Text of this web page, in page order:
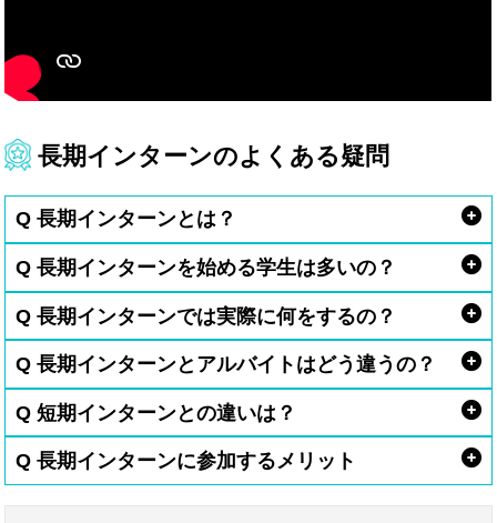
長期インターンのよくある疑問
Q 長期インターンとは？
Q 長期インターンを始める学生は多いの？
Q 長期インターンでは実際に何をするの？
Q 長期インターンとアルバイトはどう違うの？
Q 短期インターンとの違いは？
Q 長期インターンに参加するメリット